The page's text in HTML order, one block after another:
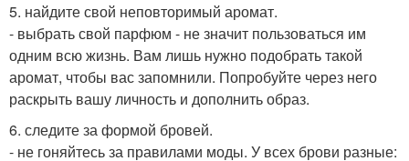
5. найдите свой неповторимый аромат.
- выбрать свой парфюм - не значит пользоваться им
одним всю жизнь. Вам лишь нужно подобрать такой
аромат, чтобы вас запомнили. Попробуйте через него
раскрыть вашу личность и дополнить образ.
6. следите за формой бровей.
- не гоняйтесь за правилами моды. У всех брови разные: